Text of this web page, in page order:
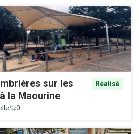
sur les
la Maourine
Réalisé
0